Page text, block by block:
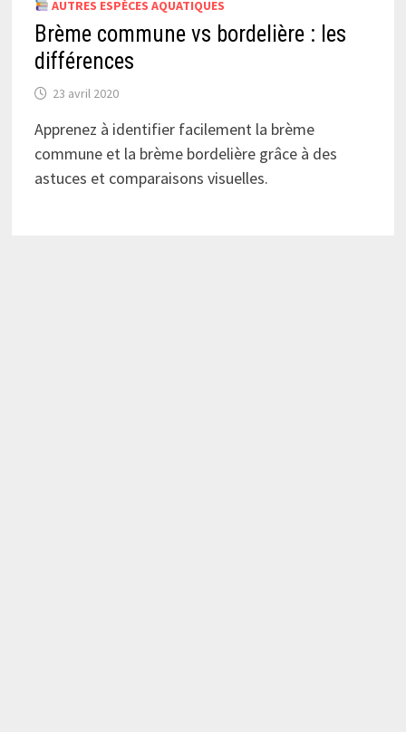
AUTRES ESPÈCES AQUATIQUES
Brème commune vs bordelière : les
différences
23 avril 2020
Apprenez à identifier facilement la brème
commune et la brème bordelière grâce à des
astuces et comparaisons visuelles.